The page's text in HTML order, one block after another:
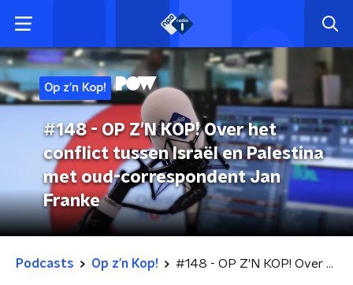
Op z’n Kop!
#148 - OP Z'N KOP! Over het
conflict tussen Israël en Palestina
met oud-correspondent Jan
Franke
Podcasts Op z’n Kop! #148 - OP Z'N KOP! Over het conflict tussen Israël en Palestina met oud-correspondent Jan Franke